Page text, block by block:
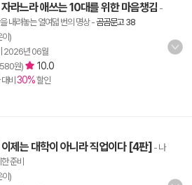
라느라 애쓰는 10대를 위한 마음챙김 -
내려놓는 열여덟 번의 명상-곰곰문고 38
이)
2026년 06월
원) 10.0
비 30%할인
제는 대학이 아니라 직업이다 [4판] - 나
준비
이)